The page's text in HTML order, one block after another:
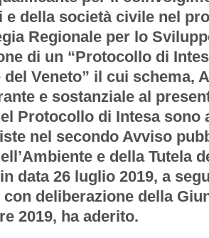
e della società civile nel
Regionale per lo
di un “Protocollo di
Veneto” il cui schema,
e sostanziale al
Protocollo di Intesa sono
nel secondo Avviso
e della Tutela
data 26 luglio 2019, a
con deliberazione della
2019, ha aderito.